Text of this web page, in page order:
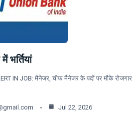
भर्तियां
IN JOB: मैनेजर, चीफ मैनेजर के पदों पर मौके रोजगार
Jul 22, 2026